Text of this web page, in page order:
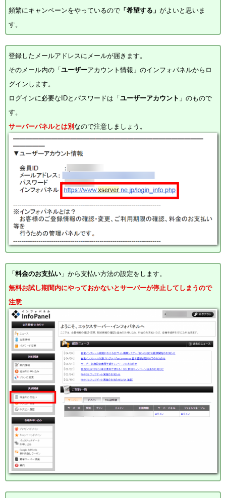
頻繁にキャンペーンをやっているので 「希望する」 がよいと思いま
す。
登録したメールアドレスにメールが届きます。
そのメール内の「 ユーザーアカウント情報」のインフォパネルからロ
グインします。
ログインに必要なIDとパスワードは「 ユーザーアカウント 」のもので
す。
サーバーパネルとは別 なので注意しましょう。
「料金のお支払い 」から支払い方法の設定をします。
無料お試し期間内にやっておかないとサーバーが停止してしまうので
注意